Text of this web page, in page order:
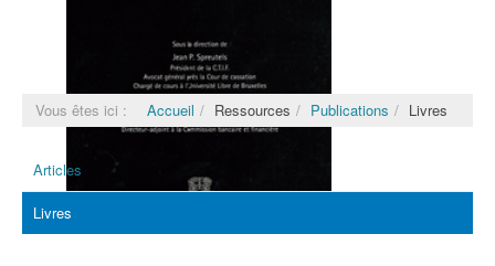
La Cellule de traitement des
Vous êtes ici : Accueil Ressources Publications Livres
Articles
Livres